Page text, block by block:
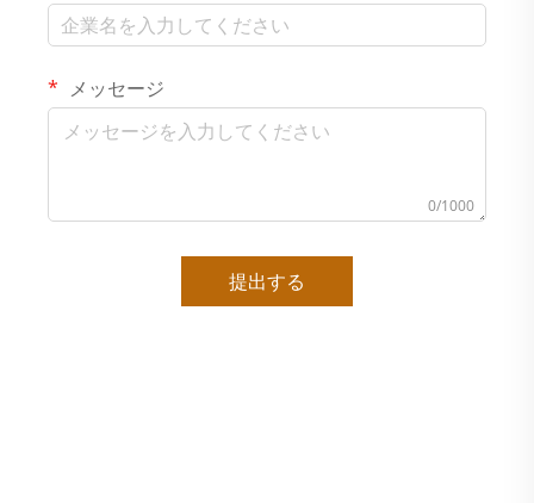
メッセージ
0/1000
提出する